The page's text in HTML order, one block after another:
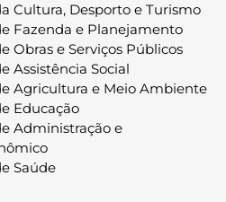
Cultura, Desporto e Turismo
Fazenda e Planejamento
Obras e Serviços Públicos
Assistência Social
Agricultura e Meio Ambiente
Educação
Administração e
Saúde